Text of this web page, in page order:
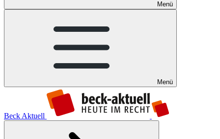
Menü
Menü
Beck Aktuell